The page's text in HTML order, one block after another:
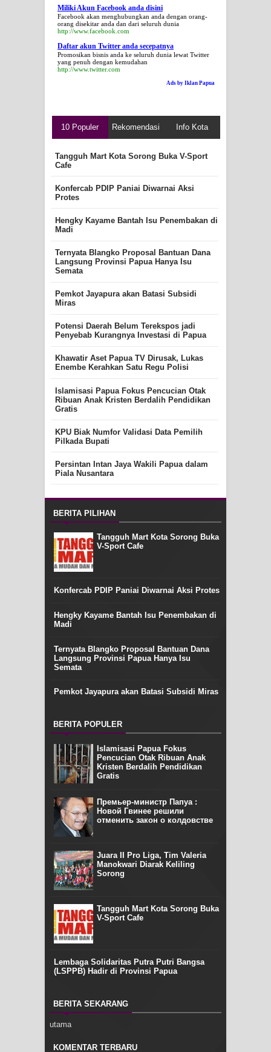
Miliki Akun Facebook anda disini
Facebook akan menghubungkan anda dengan orang-
orang disekitar anda dan dari seluruh dunia
http://www.facebook.com
Daftar akun Twitter anda secepatnya
Promosikan bisnis anda ke seluruh dunia lewat Twitter
yang penuh dengan kemudahan
http://www.twitter.com
Ads by Iklan Papua
10 Populer Rekomendasi Info Kota
Tangguh Mart Kota Sorong Buka V-Sport
Cafe
Konfercab PDIP Paniai Diwarnai Aksi
Protes
Hengky Kayame Bantah Isu Penembakan di
Madi
Ternyata Blangko Proposal Bantuan Dana
Langsung Provinsi Papua Hanya Isu
Semata
Pemkot Jayapura akan Batasi Subsidi
Miras
Potensi Daerah Belum Terekspos jadi
Penyebab Kurangnya Investasi di Papua
Khawatir Aset Papua TV Dirusak, Lukas
Enembe Kerahkan Satu Regu Polisi
Islamisasi Papua Fokus Pencucian Otak
Ribuan Anak Kristen Berdalih Pendidikan
Gratis
KPU Biak Numfor Validasi Data Pemilih
Pilkada Bupati
Persintan Intan Jaya Wakili Papua dalam
Piala Nusantara
BERITA PILIHAN
Tangguh Mart Kota Sorong Buka
V-Sport Cafe
Konfercab PDIP Paniai Diwarnai Aksi Protes
Hengky Kayame Bantah Isu Penembakan di
Madi
Ternyata Blangko Proposal Bantuan Dana
Langsung Provinsi Papua Hanya Isu
Semata
Pemkot Jayapura akan Batasi Subsidi Miras
BERITA POPULER
Islamisasi Papua Fokus
Pencucian Otak Ribuan Anak
Kristen Berdalih Pendidikan
Gratis
Премьер-министр Папуа :
Новой Гвинее решили
отменить закон о колдовстве
Juara II Pro Liga, Tim Valeria
Manokwari Diarak Keliling
Sorong
Tangguh Mart Kota Sorong Buka
V-Sport Cafe
Lembaga Solidaritas Putra Putri Bangsa
(LSPPB) Hadir di Provinsi Papua
BERITA SEKARANG
utama
KOMENTAR TERBARU